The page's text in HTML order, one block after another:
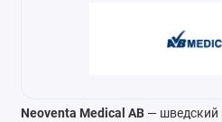
Neoventa Medical AB— шведский